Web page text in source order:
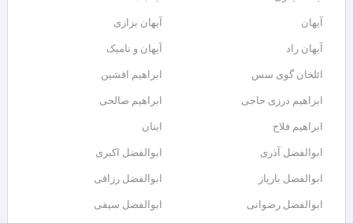
آیهان آیهان بزازی
آیهان راد آیهان و نامیک
ائلخان گوی سس ابراهیم افشین
ابراهیم درزی حاجی ابراهیم صالحی
ابراهیم فلاح ابنان
ابوالفضل آذری ابوالفضل اکبری
ابوالفضل بارپاز ابوالفضل رزاقی
ابوالفضل رضوانی ابوالفضل سیفی